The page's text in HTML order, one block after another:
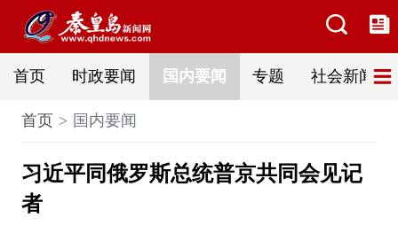
首页 时政要闻 国内要闻 专题 社会新闻
首页 国内要闻
习近平同俄罗斯总统普京共同会见记
者